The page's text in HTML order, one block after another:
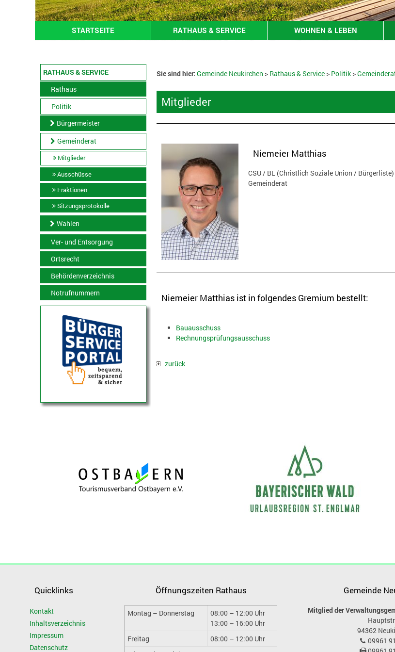
STARTSEITE RATHAUS & SERVICE WOHNEN & LEBEN
RATHAUS & SERVICE
Rathaus
Politik
Bürgermeister
Gemeinderat
Mitglieder
Ausschüsse
Fraktionen
Sitzungsprotokolle
Wahlen
Ver- und Entsorgung
Ortsrecht
Behördenverzeichnis
Notrufnummern
Sie sind hier: Gemeinde Neukirchen > Rathaus & Service> Politik>
Mitglieder
Niemeier Matthias
CSU / BL (Christlich Soziale Union / Bürgerliste)
Gemeinderat
Niemeier Matthias ist in folgendes Gremium bestellt:
Bauausschuss
Rechnungsprüfungsausschuss
zurück
Quicklinks
Kontakt
Inhaltsverzeichnis
Impressum
Datenschutz
Öffnungszeiten Rathaus
Montag – Donnerstag
08:00 – 12:00 Uhr
13:00 – 16:00 Uhr
Freitag
08:00 – 12:00 Uhr
Gemeinde
Mitglied der
94362
09961